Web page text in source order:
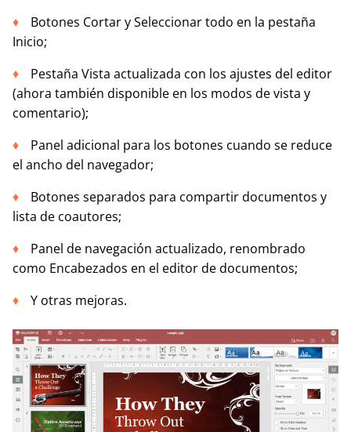
Botones Cortar y Seleccionar todo en la pestaña
Inicio;
Pestaña Vista actualizada con los ajustes del editor
(ahora también disponible en los modos de vista y
comentario);
Panel adicional para los botones cuando se reduce
el ancho del navegador;
Botones separados para compartir documentos y
lista de coautores;
Panel de navegación actualizado, renombrado
como Encabezados en el editor de documentos;
Y otras mejoras.